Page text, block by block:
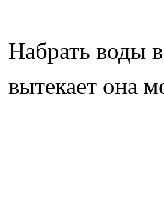
Набрать воды
вытекает она